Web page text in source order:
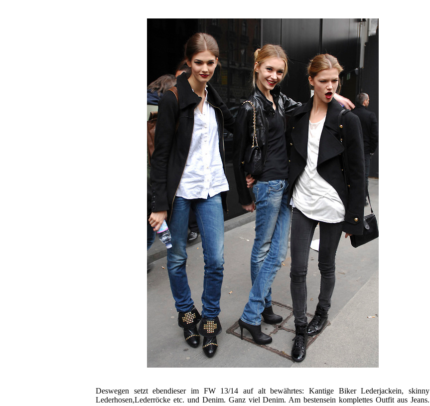
Deswegen setzt ebendieser im FW 13/14 auf alt bewährtes: Kantige Biker Lederjackein, skinny
Lederhosen,Lederröcke etc. und Denim. Ganz viel Denim. Am bestensein komplettes Outfit aus Jeans.